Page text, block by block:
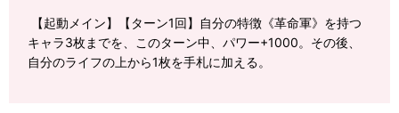
【起動メイン】【ターン1回】自分の特徴《革命軍》を持つ
キャラ3枚までを、このターン中、パワー+1000。その後、
自分のライフの上から1枚を手札に加える。